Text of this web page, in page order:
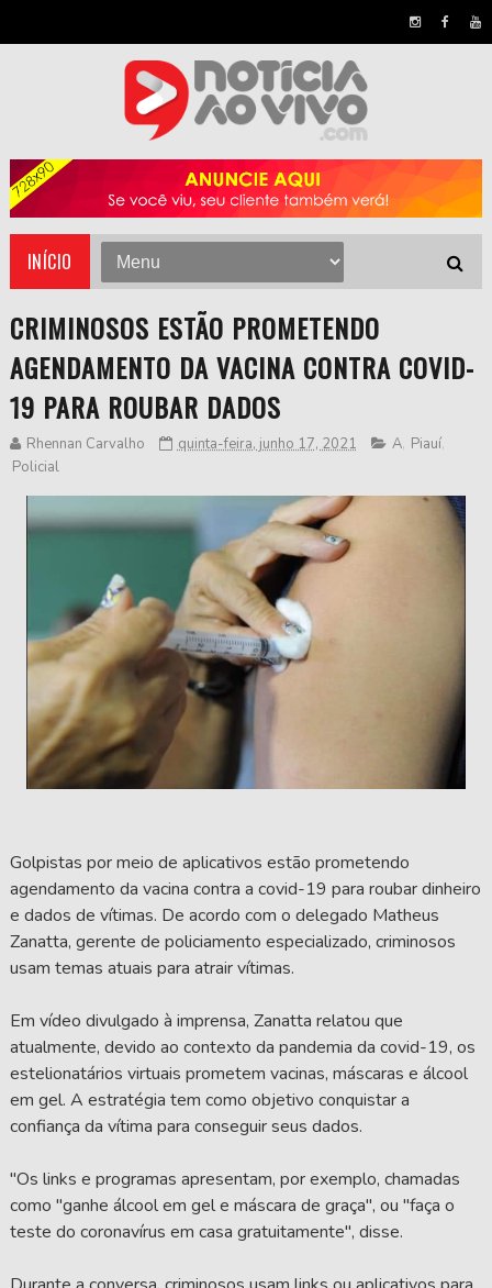
INÍCIO
CRIMINOSOS ESTÃO PROMETENDO
AGENDAMENTO DA VACINA CONTRA COVID-
19 PARA ROUBAR DADOS
Rhennan Carvalho quinta-feira, junho 17, 2021 A, Piauí,
Policial
Golpistas por meio de aplicativos estão prometendo
agendamento da vacina contra a covid-19 para roubar dinheiro
e dados de vítimas. De acordo com o delegado Matheus
Zanatta, gerente de policiamento especializado, criminosos
usam temas atuais para atrair vítimas.
Em vídeo divulgado à imprensa, Zanatta relatou que
atualmente, devido ao contexto da pandemia da covid-19, os
estelionatários virtuais prometem vacinas, máscaras e álcool
em gel. A estratégia tem como objetivo conquistar a
confiança da vítima para conseguir seus dados.
"Os links e programas apresentam, por exemplo, chamadas
como "ganhe álcool em gel e máscara de graça", ou "faça o
teste do coronavírus em casa gratuitamente", disse.